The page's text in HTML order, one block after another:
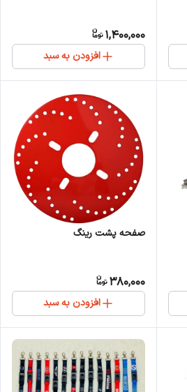
1,400,000
افزودن به سبد
صفحه پشت رینگ
380,000
افزودن به سبد